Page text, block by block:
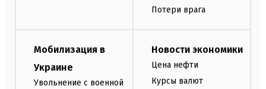
Потери врага
Мобилизация в
Украине
Увольнение с военной
Новости экономики
Цена нефти
Курсы валют